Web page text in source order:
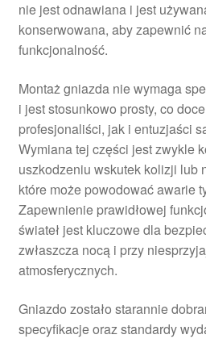
nie jest odnawiana i jest
konserwowana, aby zapewnić
funkcjonalność.
Montaż gniazda nie wymaga
i jest stosunkowo prosty, co
profesjonaliści, jak i entuzjaści
Wymiana tej części jest zwykle
uszkodzeniu wskutek kolizji lub
które może powodować awarie
Zapewnienie prawidłowej
świateł jest kluczowe dla
zwłaszcza nocą i przy
atmosferycznych.
Gniazdo zostało starannie
specyfikacje oraz standardy